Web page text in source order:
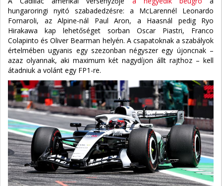
hungaroringi nyitó szabadedzésre: a McLarennél Leonardo
Fornaroli, az Alpine-nál Paul Aron, a Haasnál pedig Ryo
Hirakawa kap lehetőséget sorban Oscar Piastri, Franco
Colapinto és Oliver Bearman helyén. A csapatoknak a szabályok
értelmében ugyanis egy szezonban négyszer egy újoncnak –
azaz olyannak, aki maximum két nagydíjon állt rajthoz – kell
átadniuk a volánt egy FP1-re.